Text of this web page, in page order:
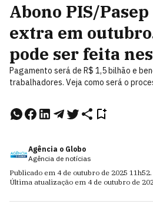
Abono PIS/
extra em
pode ser feita
Pagamento será de R$ 1,5 bilhão e
trabalhadores. Veja como será o
Agência o Globo
Agência de notícias
Publicado em 4 de outubro de 2025 11h52.
Última atualização em 4 de outubro de